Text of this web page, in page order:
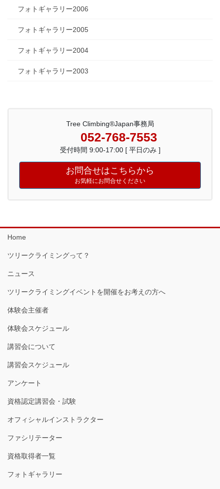
フォトギャラリー2006
フォトギャラリー2005
フォトギャラリー2004
フォトギャラリー2003
Tree Climbing®Japan事務局
052-768-7553
受付時間 9:00-17:00 [ 平日のみ ]
お問合せはこちらから
お気軽にお問合せください
Home
ツリークライミングって？
ニュース
ツリークライミングイベントを開催をお考えの方へ
体験会主催者
体験会スケジュール
講習会について
講習会スケジュール
アンケート
資格認定講習会・試験
オフィシャルインストラクター
ファシリテーター
資格取得者一覧
フォトギャラリー